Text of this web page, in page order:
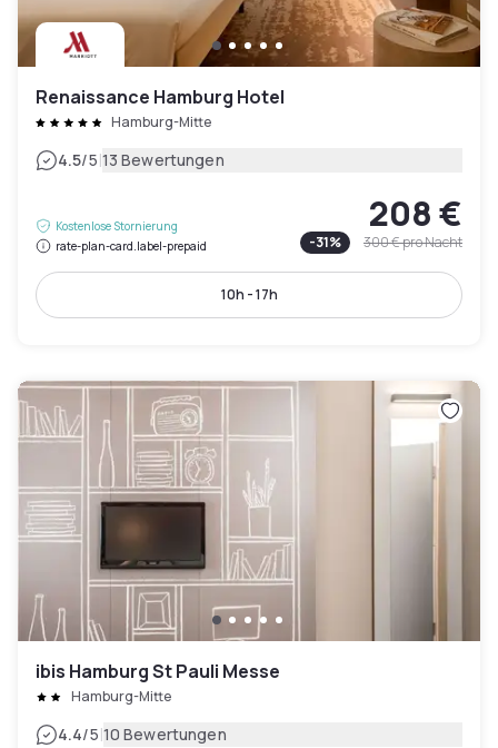
Renaissance Hamburg Hotel
Hamburg-Mitte
4.5/5|13 Bewertungen
Kostenlose Stornierung
rate-plan-card.label-prepaid
208 €
-31% 300 €pro Nacht
10h - 17h
ibis Hamburg St Pauli Messe
Hamburg-Mitte
4.4/5|10 Bewertungen